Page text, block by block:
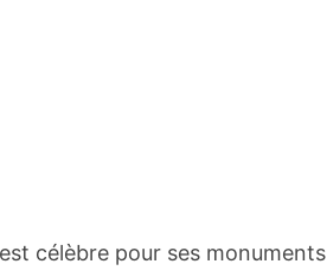
célèbre pour ses monuments